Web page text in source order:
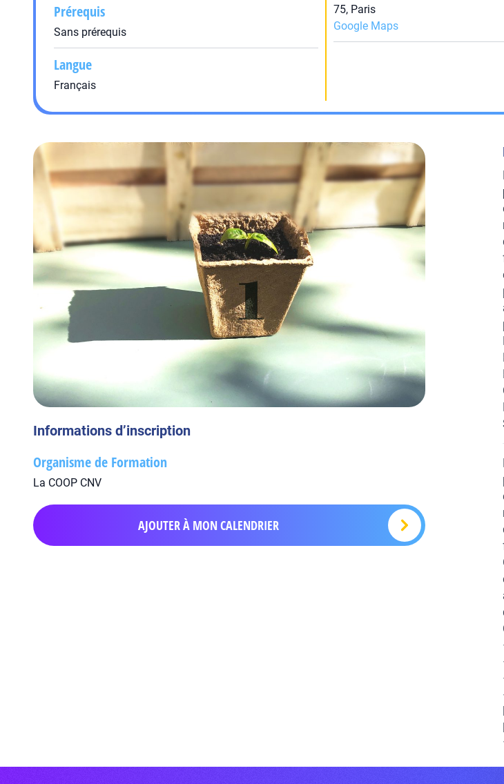
Prérequis
Sans prérequis
Langue
Français
75, Paris
Google Maps
Informations d’inscription
Organisme de Formation
La COOP CNV
AJOUTER À MON CALENDRIER